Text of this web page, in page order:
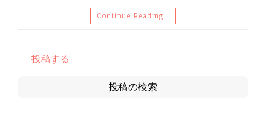
Continue Reading…
投稿する
投稿の検索